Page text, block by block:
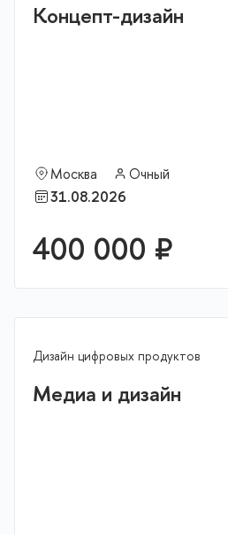
Концепт-дизайн
Москва
Очный
31.08.2026
400 000 ₽
Дизайн цифровых продуктов
Медиа и дизайн